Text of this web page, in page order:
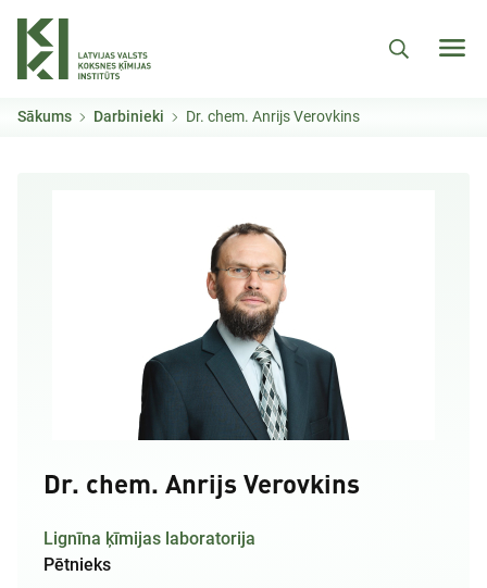
Sākums Darbinieki Dr. chem. Anrijs Verovkins
Dr. chem. Anrijs Verovkins
Lignīna ķīmijas laboratorija
Pētnieks